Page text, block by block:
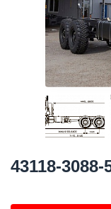
43118-3088-